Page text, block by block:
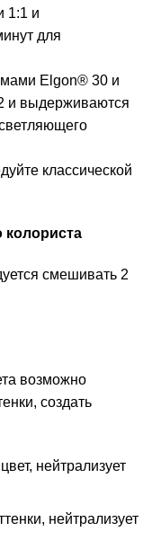
1:1 и
для
Elgon® 30 и
и выдерживаются
классической
смешивать 2
возможно
создать
нейтрализует
нейтрализует